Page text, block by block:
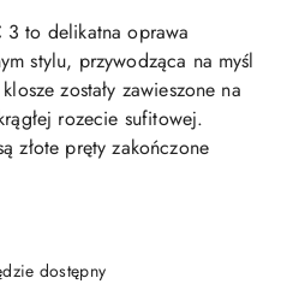
3 to delikatna oprawa
stylu, przywodząca na myśl
zostały zawieszone na
rozecie sufitowej.
złote pręty zakończone
dostępny